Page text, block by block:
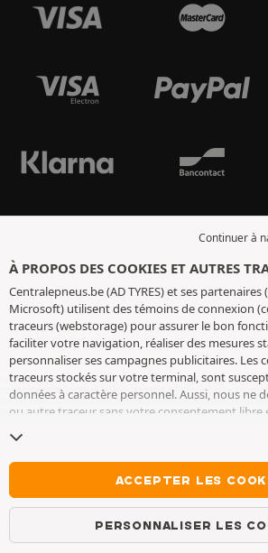
Continuer à
À PROPOS DES COOKIES ET AUTRES
Centralepneus.be (AD TYRES) et ses partenaires
Microsoft) utilisent des témoins de connexion
traceurs (webstorage) pour assurer le bon
faciliter votre navigation, réaliser des mesures
personnaliser ses campagnes publicitaires. Les
traceurs stockés sur votre terminal, sont
données à caractère personnel. Aussi, nous ne
ou autre traceur sans votre consentement libre
conservons votre choix pendant 6 mois. Vous
consentement à tout moment en vous rendant
. Vous pouvez choisir de
accepter le dépôt de cookies ou autres
obstacle à l’accès aux services AD TYRES. Pour
vous invitons à consulterla page cookies et
ACCEPTER LES
PERSONNALISER LES